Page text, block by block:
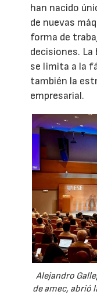
han nacido
de nuevas
forma de
decisiones. La
se limita a la
también la
empresarial.
Alejandro
de amec, abrió